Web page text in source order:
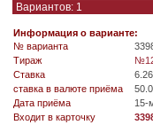
Вариантов: 1
Информация о варианте:
№ варианта
Tираж
Ставка
ставка в валюте приёма
Дата приёма
15-
Входит в карточку